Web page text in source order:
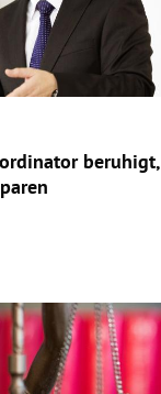
beruhigt,